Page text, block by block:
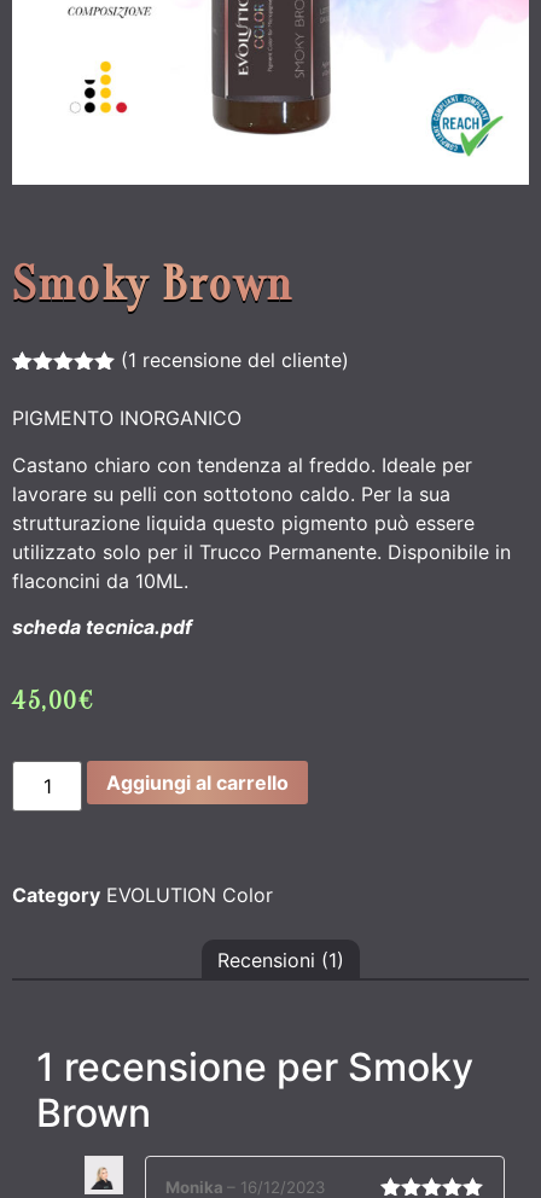
Smoky Brown
5.00su 5
su base
recensioni
(1 recensione del cliente)
PIGMENTO INORGANICO
Castano chiaro con tendenza al freddo. Ideale per
lavorare su pelli con sottotono caldo. Per la sua
strutturazione liquida questo pigmento può essere
utilizzato solo per il Trucco Permanente. Disponibile in
flaconcini da 10ML.
scheda tecnica.pdf
45,00€
Aggiungi al carrello
Category EVOLUTION Color
Recensioni (1)
1 recensione per Smoky
Brown
Monika – 16/12/2023